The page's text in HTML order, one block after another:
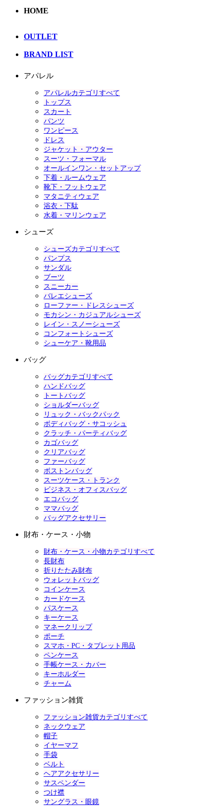
HOME
OUTLET
BRAND LIST
アパレル
アパレルカテゴリすべて
トップス
スカート
パンツ
ワンピース
ドレス
ジャケット・アウター
スーツ・フォーマル
オールインワン・セットアップ
下着・ルームウェア
靴下・フットウェア
マタニティウェア
浴衣・下駄
水着・マリンウェア
シューズ
シューズカテゴリすべて
パンプス
サンダル
ブーツ
スニーカー
バレエシューズ
ローファー・ドレスシューズ
モカシン・カジュアルシューズ
レイン・スノーシューズ
コンフォートシューズ
シューケア・靴用品
バッグ
バッグカテゴリすべて
ハンドバッグ
トートバッグ
ショルダーバッグ
リュック・バックパック
ボディバッグ・サコッシュ
クラッチ・パーティバッグ
カゴバッグ
クリアバッグ
ファーバッグ
ボストンバッグ
スーツケース・トランク
ビジネス・オフィスバッグ
エコバッグ
ママバッグ
バッグアクセサリー
財布・ケース・小物
財布・ケース・小物カテゴリすべて
長財布
折りたたみ財布
ウォレットバッグ
コインケース
カードケース
パスケース
キーケース
マネークリップ
ポーチ
スマホ・PC・タブレット用品
ペンケース
手帳ケース・カバー
キーホルダー
チャーム
ファッション雑貨
ファッション雑貨カテゴリすべて
ネックウェア
帽子
イヤーマフ
手袋
ベルト
ヘアアクセサリー
サスペンダー
つけ襟
サングラス・眼鏡